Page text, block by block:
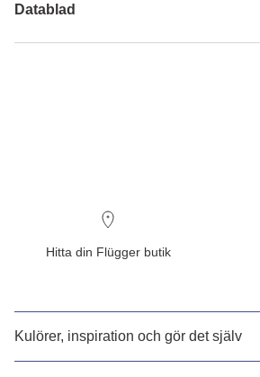
Datablad
Hitta din Flügger butik
Kulörer, inspiration och gör det själv